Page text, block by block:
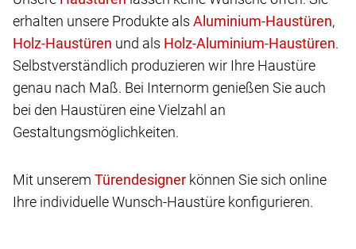
erhalten unsere Produkte als
,
und als
.
Selbstverständlich produzieren wir Ihre Haustüre
genau nach Maß. Bei Internorm genießen Sie auch
bei den Haustüren eine Vielzahl an
Gestaltungsmöglichkeiten.
Mit unserem
können Sie sich online
Ihre individuelle Wunsch-Haustüre konfigurieren.